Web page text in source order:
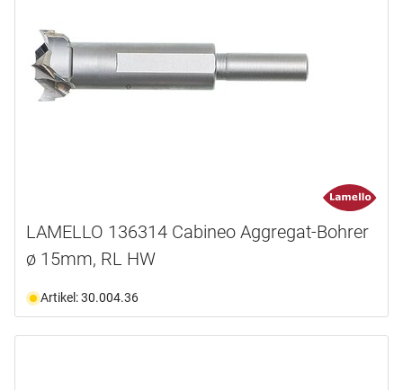
LAMELLO 136314 Cabineo Aggregat-Bohrer
ø 15mm, RL HW
Artikel: 30.004.36